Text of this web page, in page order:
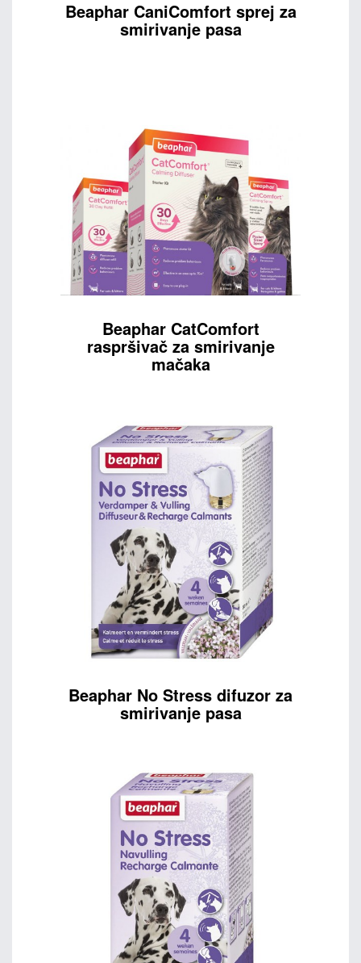
Beaphar CaniComfort sprej za
smirivanje pasa
Beaphar CatComfort
raspršivač za smirivanje
mačaka
Beaphar No Stress difuzor za
smirivanje pasa